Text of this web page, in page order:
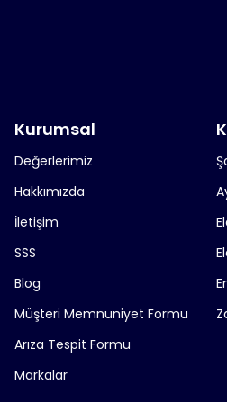
Kurumsal
Değerlerimiz
Hakkımızda
İletişim
SSS
Blog
Müşteri Memnuniyet Formu
Arıza Tespit Formu
Markalar